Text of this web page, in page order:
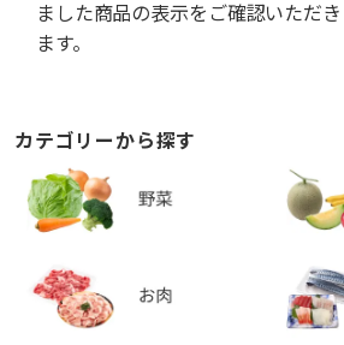
ました商品の表示をご確認いただ
ます。
カテゴリーから探す